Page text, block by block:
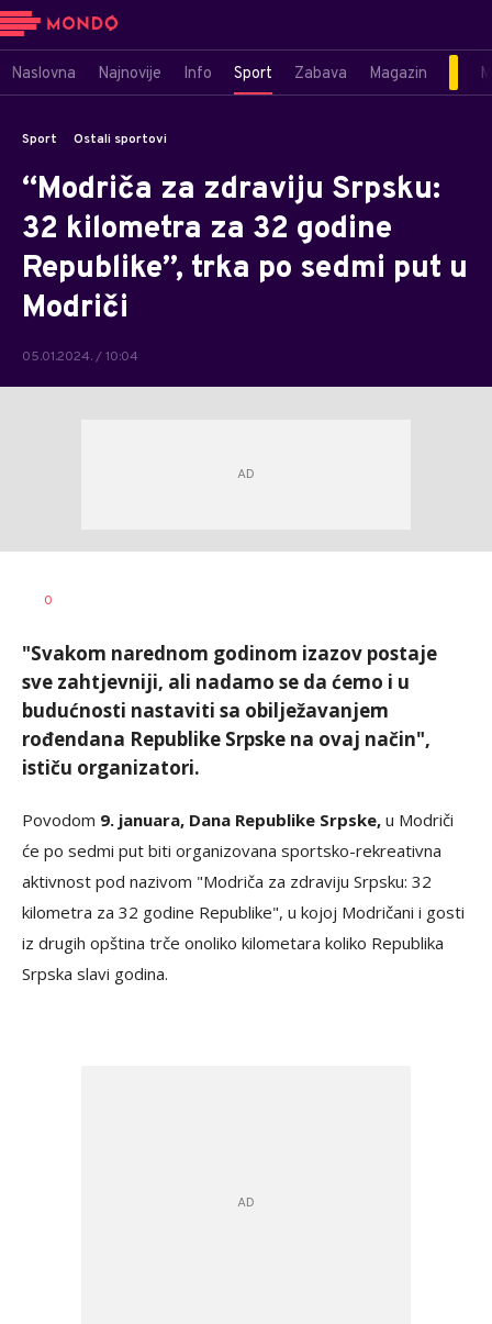
Naslovna Najnovije Info Sport Zabava Magazin
Sport Ostali sportovi
“Modriča za zdraviju Srpsku:
32 kilometra za 32 godine
Republike”, trka po sedmi put u
Modriči
05.01.2024. / 10:04
AUTOR
0
"Svakom narednom godinom izazov postaje
sve zahtjevniji, ali nadamo se da ćemo i u
budućnosti nastaviti sa obilježavanjem
rođendana Republike Srpske na ovaj način",
ističu organizatori.
Povodom 9. januara, Dana Republike Srpske, u Modriči
će po sedmi put biti organizovana sportsko-rekreativna
aktivnost pod nazivom "Modriča za zdraviju Srpsku: 32
kilometra za 32 godine Republike", u kojoj Modričani i gosti
iz drugih opština trče onoliko kilometara koliko Republika
Srpska slavi godina.